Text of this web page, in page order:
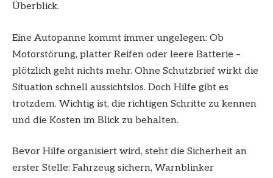
Überblick.
Eine Autopanne kommt immer ungelegen: Ob
Motorstörung, platter Reifen oder leere Batterie –
plötzlich geht nichts mehr. Ohne Schutzbrief wirkt die
Situation schnell aussichtslos. Doch Hilfe gibt es
trotzdem. Wichtig ist, die richtigen Schritte zu kennen
und die Kosten im Blick zu behalten.
Bevor Hilfe organisiert wird, steht die Sicherheit an
erster Stelle: Fahrzeug sichern, Warnblinker